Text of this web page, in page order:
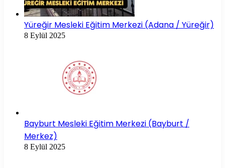
Yüreğir Mesleki Eğitim Merkezi (Adana / Yüreğir)
8 Eylül 2025
Bayburt Mesleki Eğitim Merkezi (Bayburt /
Merkez)
8 Eylül 2025